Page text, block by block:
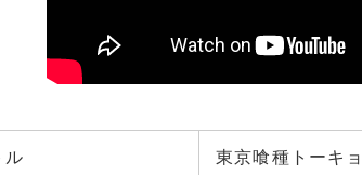
東京喰種トーキ